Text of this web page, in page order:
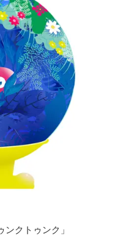
クトゥンク」